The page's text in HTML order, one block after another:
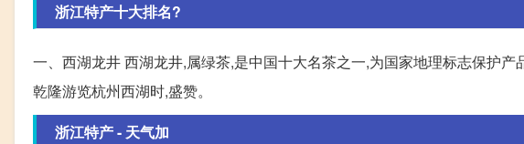
浙江特产十大排名?
一、西湖龙井 西湖龙井,属绿茶,是中国十大名茶之一,为国家地理标志保护
乾隆游览杭州西湖时,盛赞。
浙江特产 - 天气加